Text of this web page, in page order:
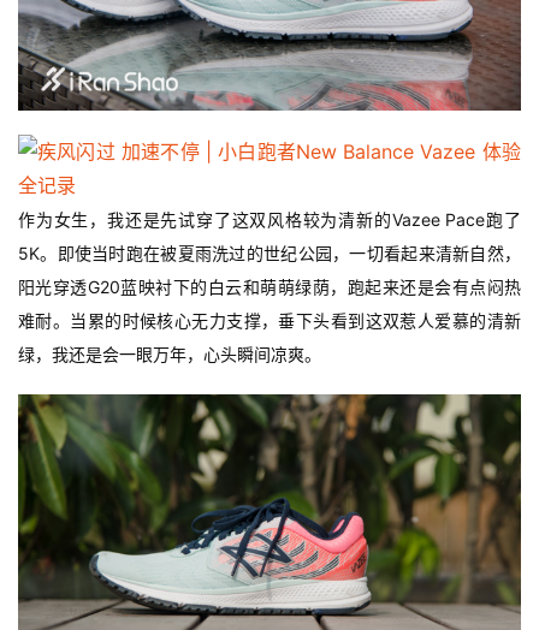
作为女生，我还是先试穿了这双风格较为清新的Vazee Pace跑了
5K。即使当时跑在被夏雨洗过的世纪公园，一切看起来清新自然，
阳光穿透G20蓝映衬下的白云和萌萌绿荫，跑起来还是会有点闷热
难耐。当累的时候核心无力支撑，垂下头看到这双惹人爱慕的清新
绿，我还是会一眼万年，心头瞬间凉爽。